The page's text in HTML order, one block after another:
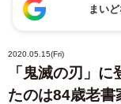
まい
2020.05.15(Fri)
「鬼滅の刃」
たのは84歳老書